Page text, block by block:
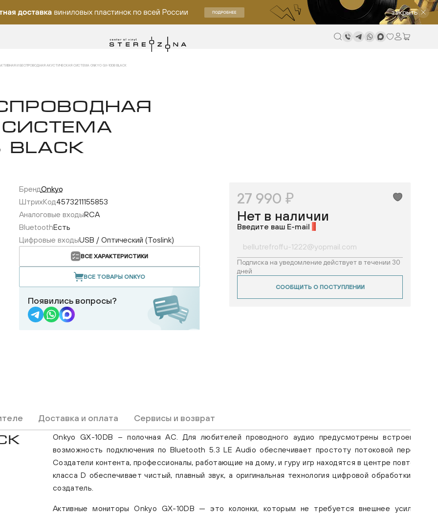
закрыть
И БЕСПРОВОДНАЯ АКУСТИЧЕСКАЯ СИСТЕМА ONKYO GX-10DB BLACK
BLACK
БрендOnkyo
ШтрихКод4573211155853
Аналоговые входыRCA
BluetoothЕсть
Цифровые входыUSB / Оптический (Toslink)
ВСЕ ХАРАКТЕРИСТИКИ
ВСЕ ТОВАРЫ ONKYO
Появились вопросы?
27 990 ₽
Нет в наличии
Введите ваш E-mail
Подписка на уведомление действует в течении 30
дней
СООБЩИТЬ О ПОСТУПЛЕНИИ
Доставка и оплата Сервисы и возврат
Onkyo GX-10DB – полочная АС. Для любителей проводного аудио предусмотрены встроенные
возможность подключения по Bluetooth 5.3 LE Audio обеспечивает простоту потоковой
Создатели контента, профессионалы, работающие на дому, и гуру игр находятся в центре
класса D обеспечивает чистый, плавный звук, а оригинальная технология цифровой обработки
создатель.
Активные мониторы Onkyo GX-10DB — это колонки, которым не требуется внешнее усиление